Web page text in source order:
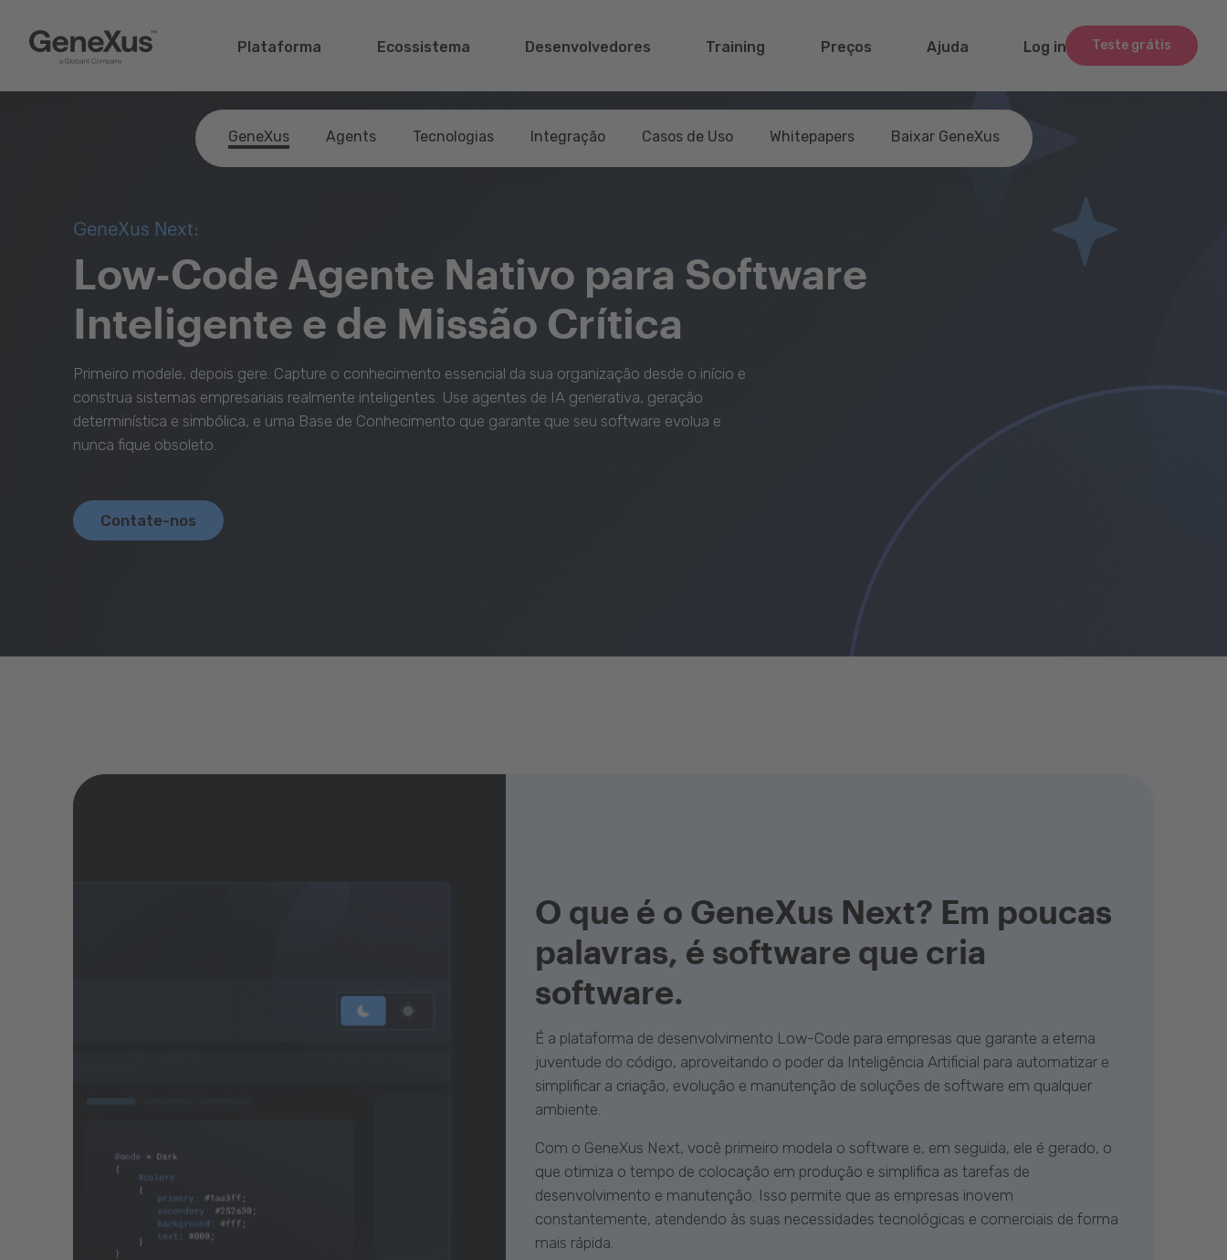
Teste grátis
Plataforma Ecossistema Desenvolvedores Training Preços Ajuda Log in
GeneXus Agents Tecnologias Integração Casos de Uso Whitepapers Baixar GeneXus
GeneXus Next:
Low-Code Agente Nativo para Software
Inteligente e de Missão Crítica
Primeiro modele, depois gere. Capture o conhecimento essencial da sua organização desde o início e
construa sistemas empresariais realmente inteligentes. Use agentes de IA generativa, geração
determinística e simbólica, e uma Base de Conhecimento que garante que seu software evolua e
nunca fique obsoleto.
Contate-nos
O que é o GeneXus Next? Em poucas
palavras, é software que cria
software.
É a plataforma de desenvolvimento Low-Code para empresas que garante a eterna
juventude do código, aproveitando o poder da Inteligência Artificial para automatizar e
simplificar a criação, evolução e manutenção de soluções de software em qualquer
ambiente.
Com o GeneXus Next, você primeiro modela o software e, em seguida, ele é gerado, o
que otimiza o tempo de colocação em produção e simplifica as tarefas de
desenvolvimento e manutenção. Isso permite que as empresas inovem
constantemente, atendendo às suas necessidades tecnológicas e comerciais de forma
mais rápida.